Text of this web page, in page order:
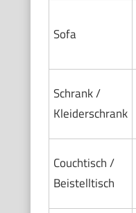
Sofa
Schrank /
Kleiderschrank
Couchtisch /
Beistelltisch